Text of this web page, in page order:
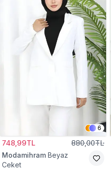
6
748,99TL 880,00TL
Modamihram Beyaz
Ceket